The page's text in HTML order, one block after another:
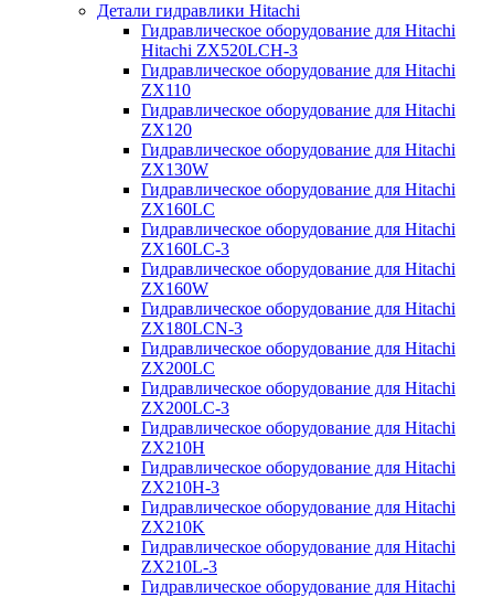
Детали гидравлики Hitachi
Гидравлическое оборудование для Hitachi
Hitachi ZX520LCH-3
Гидравлическое оборудование для Hitachi
ZX110
Гидравлическое оборудование для Hitachi
ZX120
Гидравлическое оборудование для Hitachi
ZX130W
Гидравлическое оборудование для Hitachi
ZX160LC
Гидравлическое оборудование для Hitachi
ZX160LC-3
Гидравлическое оборудование для Hitachi
ZX160W
Гидравлическое оборудование для Hitachi
ZX180LCN-3
Гидравлическое оборудование для Hitachi
ZX200LC
Гидравлическое оборудование для Hitachi
ZX200LC-3
Гидравлическое оборудование для Hitachi
ZX210H
Гидравлическое оборудование для Hitachi
ZX210H-3
Гидравлическое оборудование для Hitachi
ZX210K
Гидравлическое оборудование для Hitachi
ZX210L-3
Гидравлическое оборудование для Hitachi